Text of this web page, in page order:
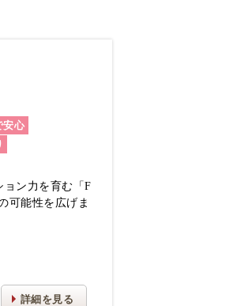
安心
ョン力を育む「F
可能性を広げま
詳細を見る